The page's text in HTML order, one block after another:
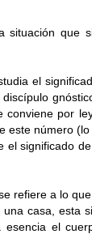
situación que
el
por
este número
significado
refiere a lo
casa, esta
el